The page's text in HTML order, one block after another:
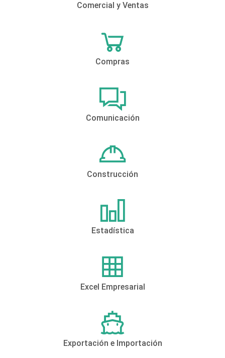
Comercial y Ventas
Compras
Comunicación
Construcción
Estadística
Excel Empresarial
Exportación e Importación